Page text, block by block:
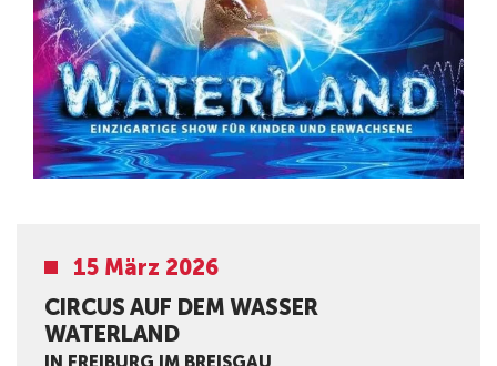
15 März 2026
CIRCUS AUF DEM WASSER
WATERLAND
IN FREIBURG IM BREISGAU